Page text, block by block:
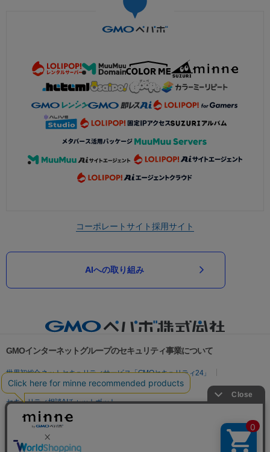
コーポレートサイト採用サイト
AIへの取り組み
GMOインターネットグループのセキュリティ事業について
世界初総合ネットセキュリティサービス「GMOセキュリティ24」
パスワード漏洩診断
Webサイトリスク診断
セキュリティ相談AIチャットボット
実在証明・盗聴対策
サイバー攻撃対策（GMO Flatt Security）